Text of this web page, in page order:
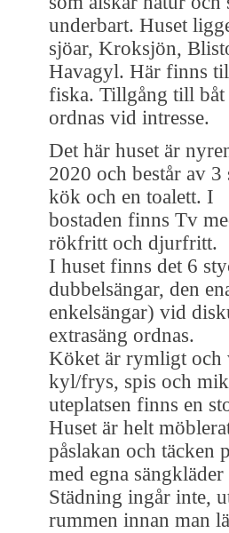
underbart. Huset
sjöar, Kroksjön,
Havagyl. Här finns
fiska. Tillgång till båt
ordnas vid intresse.
Det här huset är
2020 och består av
kök och en toalett. I
bostaden finns Tv
rökfritt och djurfritt.
I huset finns det 6
dubbelsängar, den
enkelsängar) vid
extrasäng ordnas.
Köket är rymligt och
kyl/frys, spis och
uteplatsen finns en
Huset är helt
påslakan och täcken
med egna
Städning ingår inte,
rummen innan man